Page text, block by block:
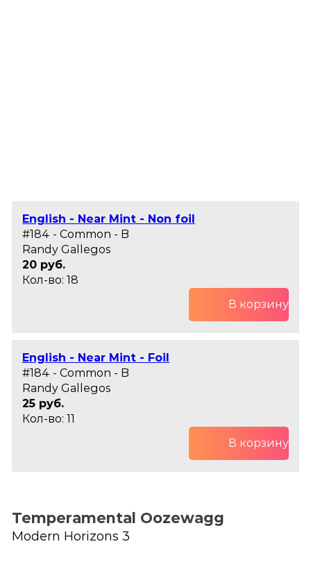
English - Near Mint - Non foil
#184 - Common - B
Randy Gallegos
20 руб.
Кол-во: 18
В корзину
English - Near Mint - Foil
#184 - Common - B
Randy Gallegos
25 руб.
Кол-во: 11
В корзину
Temperamental Oozewagg
Modern Horizons 3